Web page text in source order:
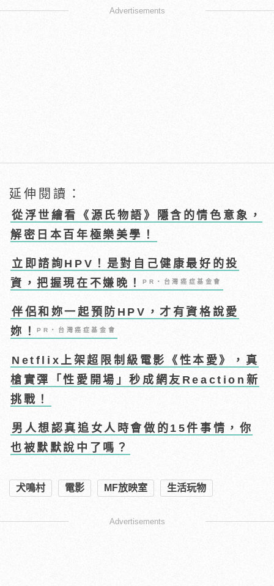
Advertisements
延伸閱讀：
從浮世繪看《源氏物語》隱含的情色意象，
解密日本百年極樂美學！
立即諮詢HPV！是對自己健康最好的投
資，把握現在不嫌晚！PR・台灣癌症基金會
伴侶和妳一起預防HPV，才有資格說愛
妳！PR・台灣癌症基金會
Netflix上架超限制級電影《性本愛》，真
槍實彈「性愛開場」秒成網友Reaction新
挑戰！
男人想認真追女人時會做的15件事情，你
也被默默說中了嗎？
犬鳴村 電影 MF放映室 生活玩物
Advertisements